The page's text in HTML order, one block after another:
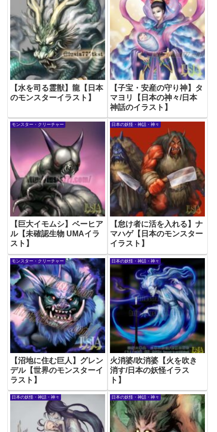
【水を司る霊獣】龍【日本
のモンスターイラスト】
【子宝・安産の守り神】タ
マヨリ【日本の神々/日本
神話のイラスト】
モンスター・クリーチャー
【巨大イモムシ】ベーヒア
ル【未確認生物 UMAイラ
スト】
日本の妖怪・神話・神々
【怠け者に活を入れる】ナ
マハゲ【日本のモンスター
イラスト】
モンスター・クリーチャー
【沼地に住む巨人】グレン
デル【世界のモンスターイ
ラスト】
日本の妖怪・神話・神々
火消婆/吹消婆【火を吹き
消す/日本の妖怪イラス
ト】
日本の妖怪・神話・神々 日本の妖怪・神話・神々